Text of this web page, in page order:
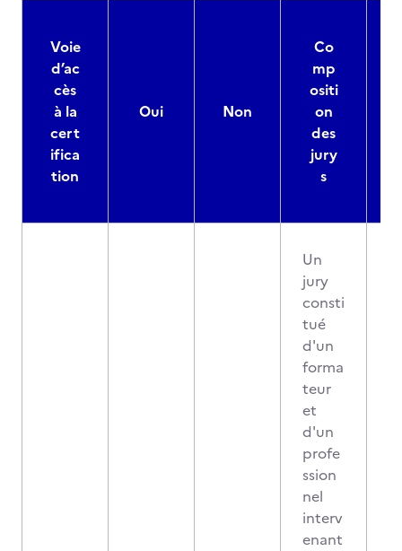
Voie
d’ac
cès
à la
cert
ifica
tion
Oui Non
Co
mp
ositi
on
des
jury
s
Un
jury
consti
tué
d'un
forma
teur
et
d'un
profe
ssion
nel
interv
enant